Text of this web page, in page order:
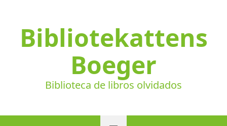
Bibliotekattens
Boeger
Biblioteca de libros olvidados